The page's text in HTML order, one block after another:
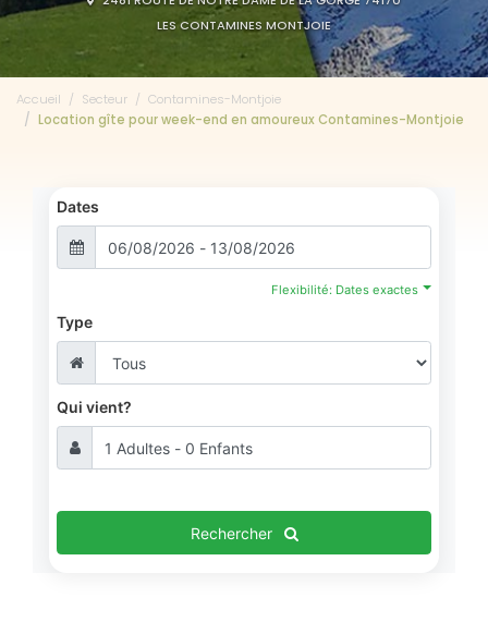
LES CONTAMINES MONTJOIE
Accueil Secteur
Contamines-Montjoie
Location gîte pour week-end en amoureux Contamines-Montjoie
Dates
Flexibilité: Dates exactes
Type
Qui vient?
Rechercher